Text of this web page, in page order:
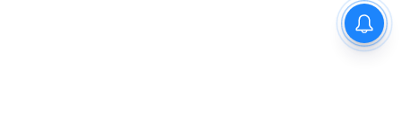
ప్రధాని మోదీని కుటుంబ సమేతంగా